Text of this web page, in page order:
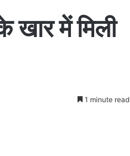
खार में मिली
1 minute read